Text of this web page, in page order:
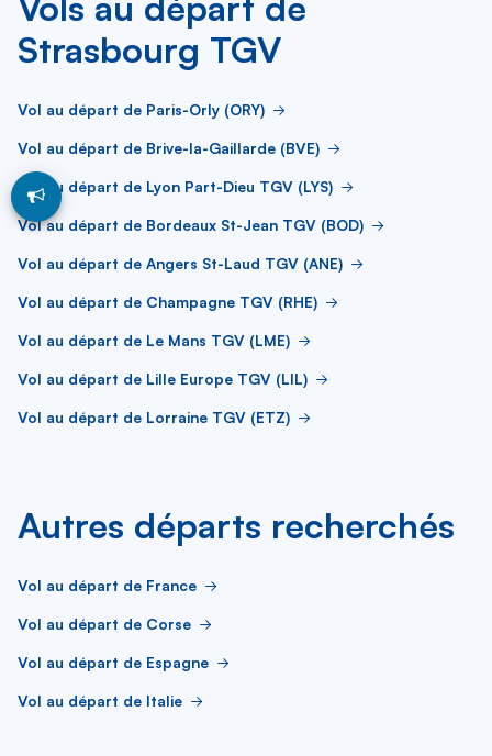
Strasbourg TGV
Vol au départ de Paris-Orly (ORY)
Vol au départ de Brive-la-Gaillarde (BVE)
Vol au départ de Lyon Part-Dieu TGV (LYS)
Vol au départ de Bordeaux St-Jean TGV (BOD)
Vol au départ de Angers St-Laud TGV (ANE)
Vol au départ de Champagne TGV (RHE)
Vol au départ de Le Mans TGV (LME)
Vol au départ de Lille Europe TGV (LIL)
Vol au départ de Lorraine TGV (ETZ)
Autres départs recherchés
Vol au départ de France
Vol au départ de Corse
Vol au départ de Espagne
Vol au départ de Italie